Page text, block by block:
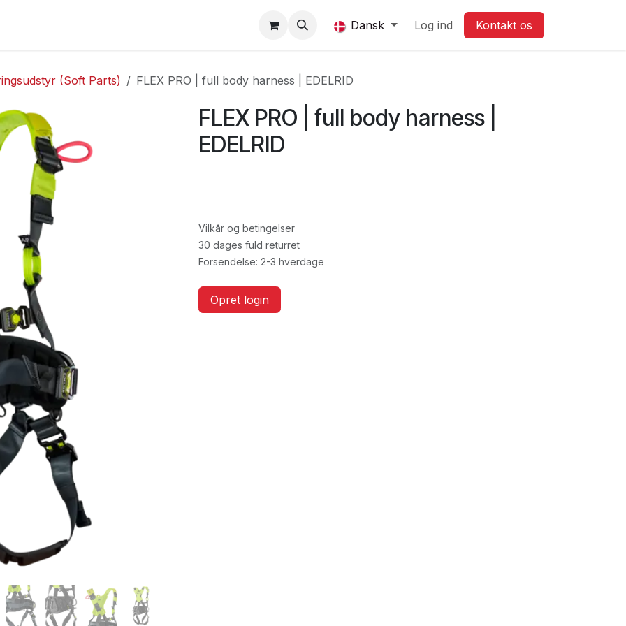
Dansk Log ind Ko​​​​ntak​​t os
(Soft Parts) FLEX PRO | full body harness | EDELRID
FLEX PRO | full body harness |
EDELRID
Vilkår og betingelser
30 dages fuld returret
Forsendelse: 2-3 hverdage
Opret login